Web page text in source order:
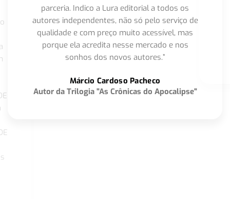
parceria. Indico a Lura editorial a todos os
autores independentes, não só pelo serviço de
qualidade e com preço muito acessível, mas
porque ela acredita nesse mercado e nos
sonhos dos novos autores.”
Márcio Cardoso Pacheco
Autor da Trilogia "As Crônicas do Apocalipse"